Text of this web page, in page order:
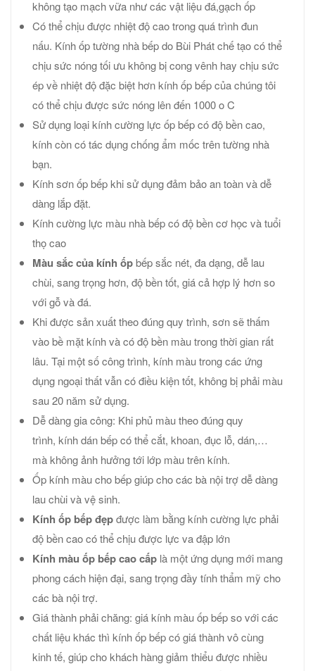
không tạo mạch vữa như các vật liệu đá,gạch ốp
Có thể chịu được nhiệt độ cao trong quá trình đun
nấu. Kính ốp tường nhà bếp do Bùi Phát chế tạo có thể
chịu sức nóng tối ưu không bị cong vênh hay chịu sức
ép về nhiệt độ đặc biệt hơn kính ốp bếp của chúng tôi
có thể chịu được sức nóng lên đến 1000 o C
Sử dụng loại kính cường lực ốp bếp có độ bền cao,
kính còn có tác dụng chống ẩm mốc trên tường nhà
bạn.
Kính sơn ốp bếp khi sử dụng đảm bảo an toàn và dễ
dàng lắp đặt.
Kính cường lực màu nhà bếp có độ bền cơ học và tuổi
thọ cao
Màu sắc của kính ốpbếp sắc nét, đa dạng, dễ lau
chùi, sang trọng hơn, độ bền tốt, giá cả hợp lý hơn so
với gỗ và đá.
Khi được sản xuất theo đúng quy trình, sơn sẽ thấm
vào bề mặt kính và có độ bền màu trong thời gian rất
lâu. Tại một số công trình, kính màu trong các ứng
dụng ngoại thất vẫn có điều kiện tốt, không bị phải màu
sau 20 năm sử dụng.
Dễ dàng gia công: Khi phủ màu theo đúng quy
trình, kính dán bếp có thể cắt, khoan, đục lỗ, dán,…
mà không ảnh hưởng tới lớp màu trên kính.
Ốp kính màu cho bếp giúp cho các bà nội trợ dễ dàng
lau chùi và vệ sinh.
Kính ốp bếp đẹpđược làm bằng kính cường lực phải
độ bền cao có thể chịu được lực va đập lớn
Kính màu ốp bếp cao cấp là một ứng dụng mới mang
phong cách hiện đại, sang trọng đầy tính thẩm mỹ cho
các bà nội trợ.
Giá thành phải chăng: giá kính màu ốp bếp so với các
chất liệu khác thì kính ốp bếp có giá thành vô cùng
kinh tế, giúp cho khách hàng giảm thiểu được nhiều